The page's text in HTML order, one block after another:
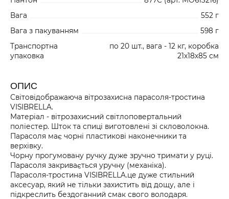
Вага
552 г
Вага з пакуванням
598 г
Транспортна
упаковка
по 20 шт., вага - 12 кг, коробка
21х18х85 см
ОПИС
Світовідображаюча вітрозахисна парасоля-тростина
VISIBRELLA.
Матеріал - вітрозахисний світлоповертальний
поліестер. Шток та спиці виготовлені зі скловолокна.
Парасоля має чорні пластикові наконечники та
верхівку.
Чорну прогумовану ручку дуже зручно тримати у руці.
Парасоля закривається уручну (механіка).
Парасоля-тростина VISIBRELLA.це дуже стильний
аксесуар, який не тільки захистить від дощу, але і
підкреслить бездоганний смак свого володаря.